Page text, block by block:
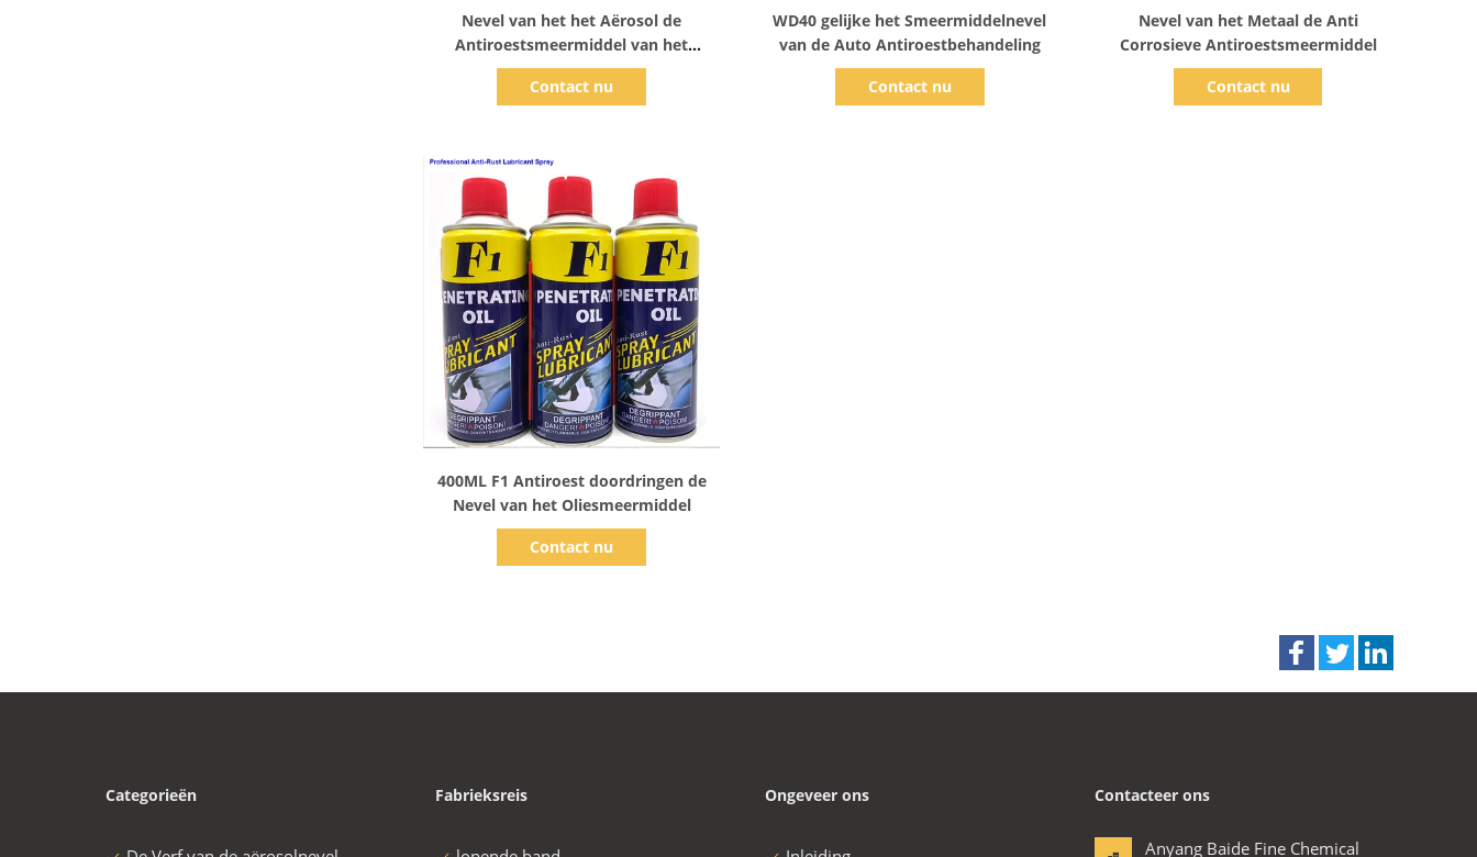
Nevel van het het Aërosol de
Antiroestsmeermiddel van het
Mutidoel
Contact nu
WD40 gelijke het Smeermiddelnevel
van de Auto Antiroestbehandeling
Contact nu
Nevel van het Metaal de Anti
Corrosieve Antiroestsmeermiddel
Contact nu
400ML F1 Antiroest doordringen de
Nevel van het Oliesmeermiddel
Contact nu
Categorieën Fabrieksreis Ongeveer ons Contacteer ons
Anyang Baide Fine Chemical